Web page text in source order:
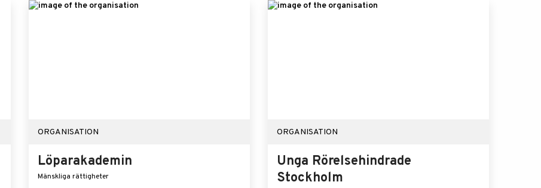
ORGANISATION
Löparakademin
Mänskliga rättigheter
ORGANISATION
Unga Rörelsehindrade
Stockholm